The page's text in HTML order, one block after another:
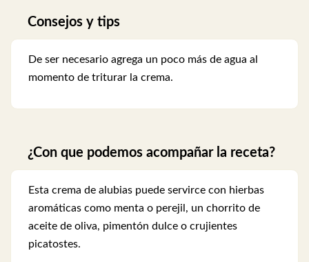
Consejos y tips
De ser necesario agrega un poco más de agua al
momento de triturar la crema.
¿Con que podemos acompañar la receta?
Esta crema de alubias puede servirce con hierbas
aromáticas como menta o perejil, un chorrito de
aceite de oliva, pimentón dulce o crujientes
picatostes.